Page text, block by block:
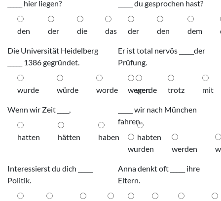
_____ hier liegen?
den der die das
_____ du gesprochen hast?
der den dem
Die Universität Heidelberg
_____ 1386 gegründet.
wurde würde worde werde
Er ist total nervös _____der
Prüfung.
wegen trotz mit
Wenn wir Zeit ____,
hatten hätten haben habten
_____ wir nach München
fahren.
wurden werden
Interessierst du dich _____
Politik.
Anna denkt oft _____ ihre
Eltern.